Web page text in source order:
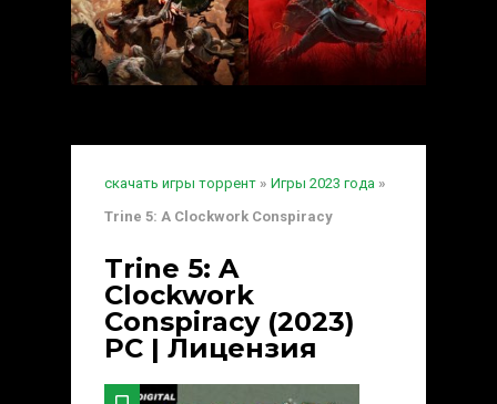
скачать игры торрент » Игры 2023 года »
Trine 5: A Clockwork Conspiracy
Trine 5: A
Clockwork
Conspiracy (2023)
PC | Лицензия